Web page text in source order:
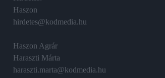
Haszon
hirdetes@kodmedia.hu
Haszon Agrár
Haraszti Márta
haraszti.marta@kodmedia.hu